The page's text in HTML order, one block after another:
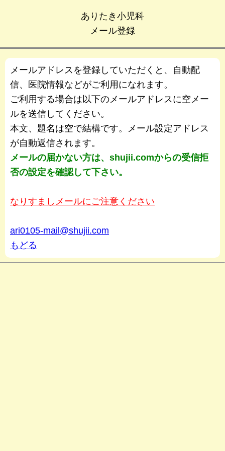
ありたき小児科
メール登録
メールアドレスを登録していただくと、自動配
信、医院情報などがご利用になれます。
ご利用する場合は以下のメールアドレスに空メー
ルを送信してください。
本文、題名は空で結構です。メール設定アドレス
が自動返信されます。
メールの届かない方は、shujii.comからの受信拒
否の設定を確認して下さい。
なりすましメールにご注意ください
ari0105-mail@shujii.com
もどる